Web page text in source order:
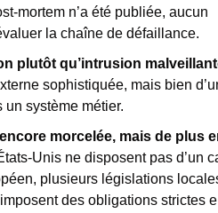
mortem n’a été publiée, aucun
la chaîne de défaillance.
plutôt qu’intrusion
sophistiquée, mais bien
un système métier.
morcelée, mais de plus
Unis ne disposent pas d’un
plusieurs législations
des obligations strictes